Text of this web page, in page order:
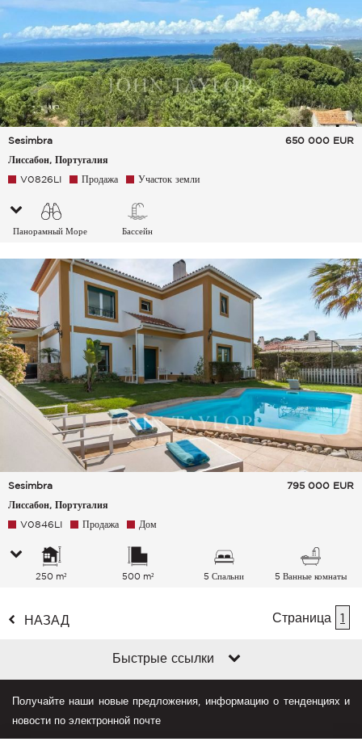
Sesimbra
Лиссабон, Португалия
650 000 EUR
V0826LI Продажа Участок земли
Панорамный Море Бассейн
Sesimbra
Лиссабон, Португалия
795 000 EUR
V0846LI Продажа Дом
250 m² 500 m² 5 Спальни 5 Ванные комнаты
НАЗАД Страница 1
Быстрые ссылки
Получайте наши новые предложения, информацию о тенденциях и
новости по электронной почте